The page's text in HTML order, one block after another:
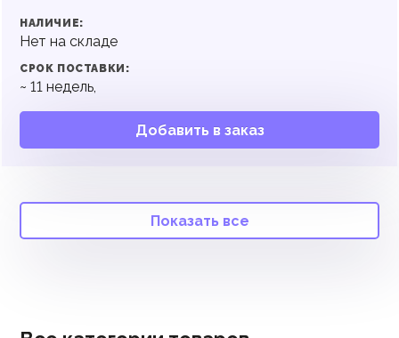
НАЛИЧИЕ:
Нет на складе
СРОК ПОСТАВКИ:
~ 11 недель,
Добавить в заказ
Показать все